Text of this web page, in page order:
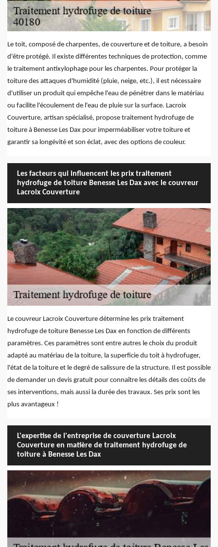
Le toit, composé de charpentes, de couverture et de toiture, a besoin
d'être protégé. Il existe différentes techniques de protection, comme
le traitement antixylophage pour les charpentes. Pour protéger la
toiture des attaques d'humidité (pluie, neige, etc.), il est nécessaire
d'utiliser un produit qui empêche l'eau de pénétrer dans le matériau
ou facilite l'écoulement de l'eau de pluie sur la surface. Lacroix
Couverture, artisan spécialisé, propose traitement hydrofuge de
toiture à Benesse Les Dax pour imperméabiliser votre toiture et
garantir sa longévité et son éclat, avec des options de couleur.
Les facteurs qui influencent les prix traitement
hydrofuge de toiture Benesse Les Dax avec le couvreur
Lacroix Couverture
Le couvreur Lacroix Couverture détermine les prix traitement
hydrofuge de toiture Benesse Les Dax en fonction de différents
paramètres. Ces paramètres sont entre autres le choix du produit
adapté au matériau de la toiture, la superficie du toit à hydrofuger,
l'état de la toiture et le degré de salissure de la structure. Il est possible
de demander un devis gratuit pour connaître les détails des coûts de
ses interventions, mais aussi la durée des travaux. Ses prix sont les
plus avantageux !
L'expertise de l'entreprise de couverture Lacroix
Couverture en matière de traitement hydrofuge de
toiture à Benesse Les Dax